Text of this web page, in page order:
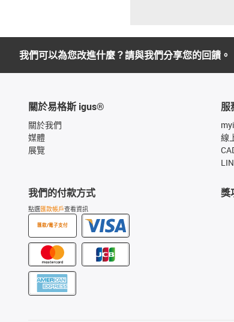
我們可以為您改進什麼？請與我們分享您的回饋。
關於易格斯 igus®
關於我們
媒體
展覽
我們的付款方式
點選匯款帳戶查看資訊
匯款/電子支付
服
線
獎